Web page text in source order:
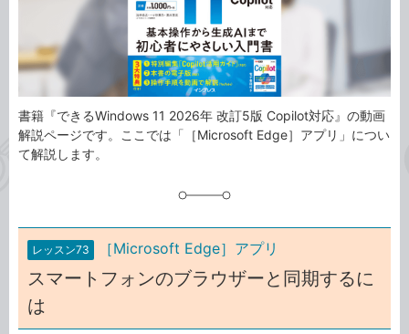
書籍『できるWindows 11 2026年 改訂5版 Copilot対応』の動画
解説ページです。ここでは「［Microsoft Edge］アプリ」につい
て解説します。
レッスン73 ［Microsoft Edge］アプリ
スマートフォンのブラウザーと同期するに
は